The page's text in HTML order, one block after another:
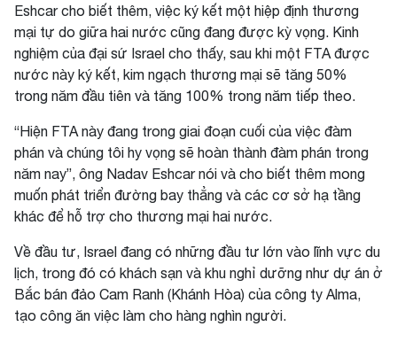
Eshcar cho biết thêm, việc ký kết một hiệp định thương
mại tự do giữa hai nước cũng đang được kỳ vọng. Kinh
nghiệm của đại sứ Israel cho thấy, sau khi một FTA được
nước này ký kết, kim ngạch thương mại sẽ tăng 50%
trong năm đầu tiên và tăng 100% trong năm tiếp theo.
“Hiện FTA này đang trong giai đoạn cuối của việc đàm
phán và chúng tôi hy vọng sẽ hoàn thành đàm phán trong
năm nay”, ông Nadav Eshcar nói và cho biết thêm mong
muốn phát triển đường bay thẳng và các cơ sở hạ tầng
khác để hỗ trợ cho thương mại hai nước.
Về đầu tư, Israel đang có những đầu tư lớn vào lĩnh vực du
lịch, trong đó có khách sạn và khu nghỉ dưỡng như dự án ở
Bắc bán đảo Cam Ranh (Khánh Hòa) của công ty Alma,
tạo công ăn việc làm cho hàng nghìn người.